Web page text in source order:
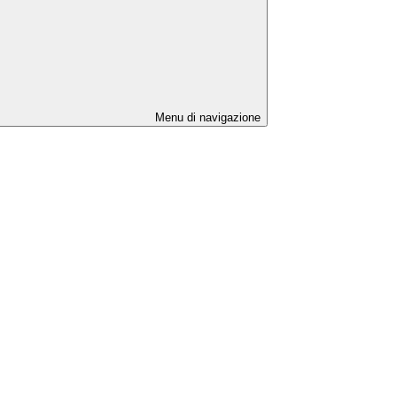
Menu di navigazione